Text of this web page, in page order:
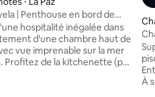
la base de 811 commentaires : 4,9
| Penthouse en bord de
hospitalité inégalée dans
d'une chambre haut de
vue imprenable sur la mer
Profitez de la kitchenette (pas
À